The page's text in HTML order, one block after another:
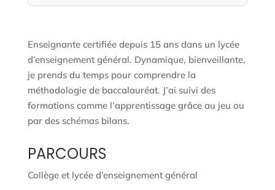
Enseignante certifiée depuis 15 ans dans un lycée
d’enseignement général. Dynamique, bienveillante,
je prends du temps pour comprendre la
méthodologie de baccalauréat. J’ai suivi des
formations comme l’apprentissage grâce au jeu ou
par des schémas bilans.
PARCOURS
Collège et lycée d’enseignement général